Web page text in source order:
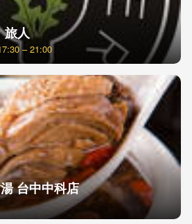
旅人
– 21:00
台中中科店